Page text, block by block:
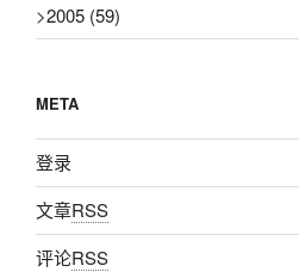
>2005 (59)
META
登录
文章RSS
评论RSS